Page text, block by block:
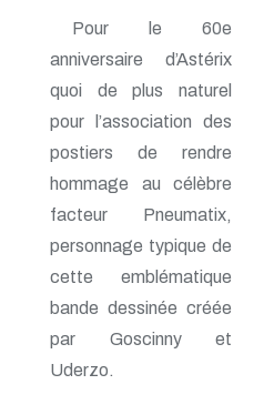
n° 65 - Octobre 1996
n° 64 - Juillet 1996
n° 63 - Avril 1996
n° 62 - Janvier 1996
n° 61 - Octobre 1995
n° 60 - Juillet 1995
n° 58 - Janvier 1995
n° 57 - Octobre 1994
n° 56 - Juillet 1994
n° 55 - Avril 1994
n° 54 - Janvier 1994
n° 53 - Octobre 1993
n° 51 - Avril 1993
n° 50 - Janvier 1993
Pour le 60e
anniversaire d’Astérix
quoi de plus naturel
pour l’association des
postiers de rendre
hommage au célèbre
facteur Pneumatix,
personnage typique de
cette emblématique
bande dessinée créée
par Goscinny et
Uderzo.